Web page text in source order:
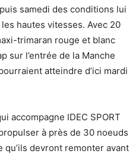
samedi des conditions lui
hautes vitesses. Avec 20
trimaran rouge et blanc
sur l’entrée de la Manche
atteindre d’ici mardi
accompagne IDEC SPORT
à près de 30 noeuds
qu’ils devront remonter avant